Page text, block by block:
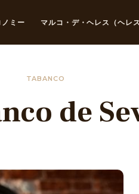
ノミー マルコ・デ・ヘレス（ヘレス
TABANCO
de